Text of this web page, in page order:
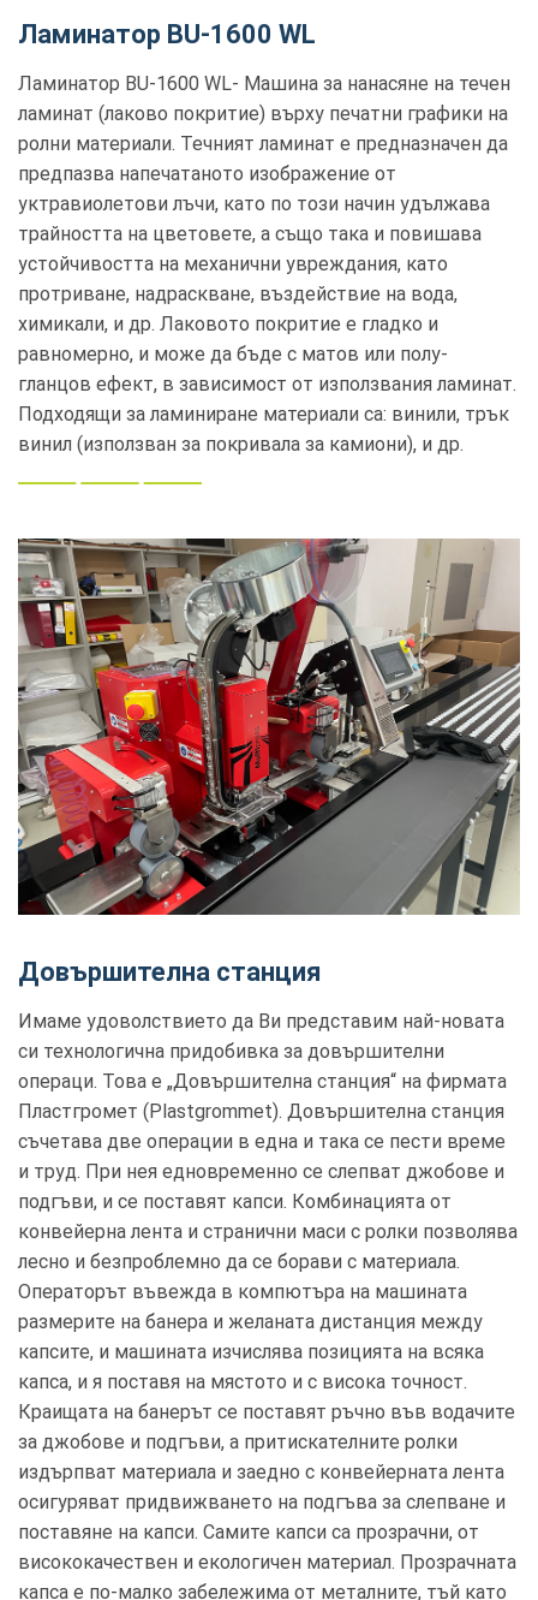
Ламинатор BU-1600 WL
Ламинатор BU-1600 WL- Машина за нанасяне на течен
ламинат (лаково покритие) върху печатни графики на
ролни материали. Течният ламинат е предназначен да
предпазва напечатаното изображение от
уктравиолетови лъчи, като по този начин удължава
трайността на цветовете, а също така и повишава
устойчивостта на механични увреждания, като
протриване, надраскване, въздействие на вода,
химикали, и др. Лаковото покритие е гладко и
равномерно, и може да бъде с матов или полу-
гланцов ефект, в зависимост от използвания ламинат.
Подходящи за ламиниране материали са: винили, трък
винил (използван за покривала за камиони), и др.
Довършителна станция
Имаме удоволствието да Ви представим най-новата
си технологична придобивка за довършителни
операци. Това е „Довършителна станция“ на фирмата
Пластгромет (Plastgrommet). Довършителна станция
съчетава две операции в една и така се пести време
и труд. При нея едновременно се слепват джобове и
подгъви, и се поставят капси. Комбинацията от
конвейерна лента и странични маси с ролки позволява
лесно и безпроблемно да се борави с материала.
Операторът въвежда в компютъра на машината
размерите на банера и желаната дистанция между
капсите, и машината изчислява позицията на всяка
капса, и я поставя на мястото и с висока точност.
Краищата на банерът се поставят ръчно във водачите
за джобове и подгъви, а притискателните ролки
издърпват материала и заедно с конвейерната лента
осигуряват придвижването на подгъва за слепване и
поставяне на капси. Самите капси са прозрачни, от
висококачествен и екологичен материал. Прозрачната
капса е по-малко забележима от металните, тъй като